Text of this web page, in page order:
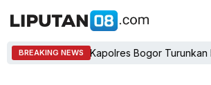
BREAKING NEWSKapolres Bogor Turunkan